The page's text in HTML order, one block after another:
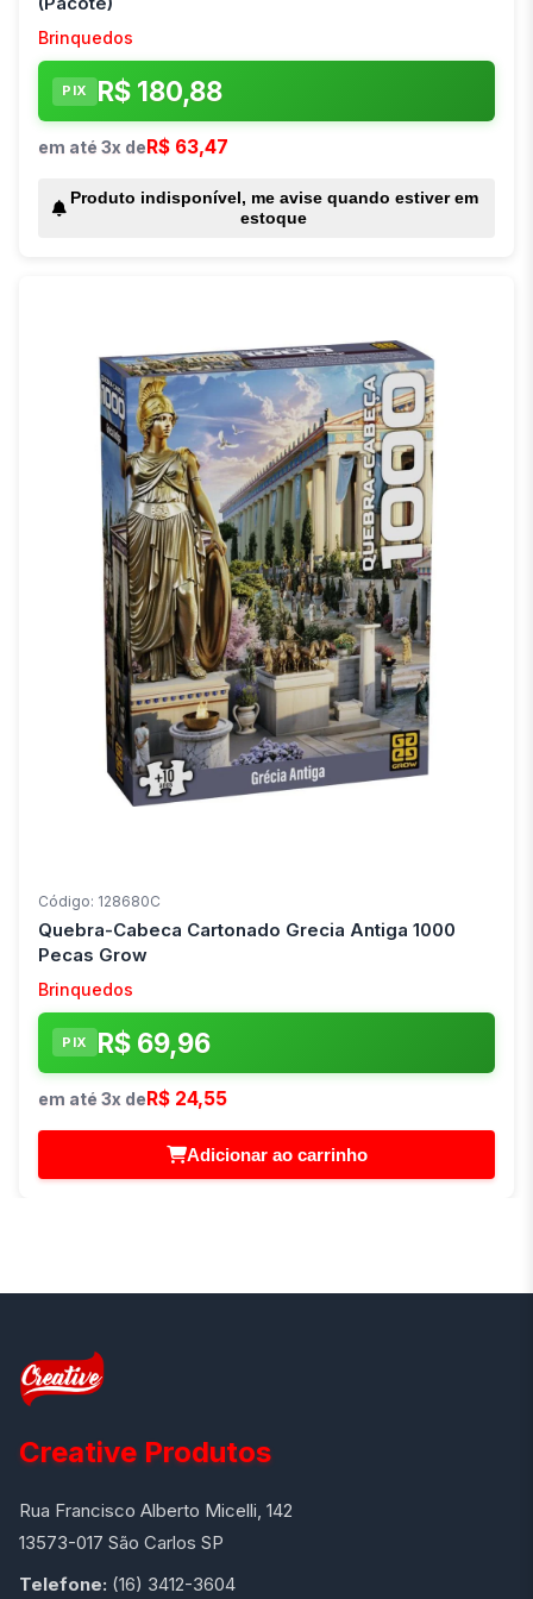
Brinquedos
PIX R$ 180,88
em até 3x de R$ 63,47
Produto indisponível, me avise quando estiver em
estoque
Código: 128680C
Quebra-Cabeca Cartonado Grecia Antiga 1000
Pecas Grow
Brinquedos
PIX R$ 69,96
em até 3x deR$ 24,55
Adicionar ao carrinho
Creative Produtos
Rua Francisco Alberto Micelli, 142
13573-017 São Carlos SP
Telefone: (16) 3412-3604